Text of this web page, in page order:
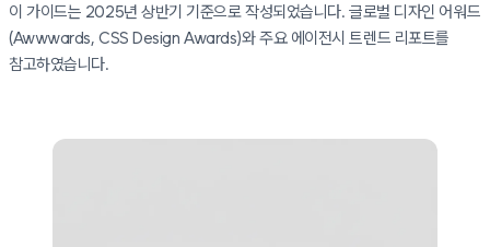
이 가이드는 2025년 상반기 기준으로 작성되었습니다. 글로벌 디자인 어워드
(Awwwards, CSS Design Awards)와 주요 에이전시 트렌드 리포트를
참고하였습니다.